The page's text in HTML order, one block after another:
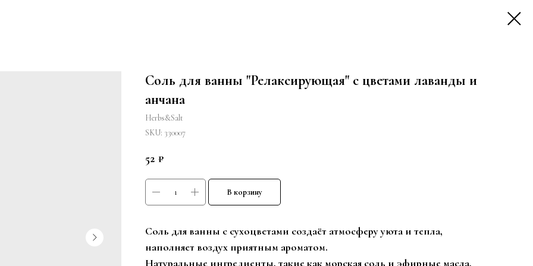
Соль для ванны "Релаксирующая" с цветами лаванды и
анчана
Herbs&Salt
SKU: 330007
52 ₽
В корзину
Соль для ванны с сухоцветами создаёт атмосферу уюта и тепла,
наполняет воздух приятным ароматом.
Натуральные ингредиенты, такие как морская соль и эфирные масла,